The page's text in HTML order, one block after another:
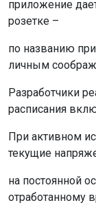
приложение
розетке –
по названию
личным
Разработчики
расписания
При активном
текущие
на постоянной
отработанному